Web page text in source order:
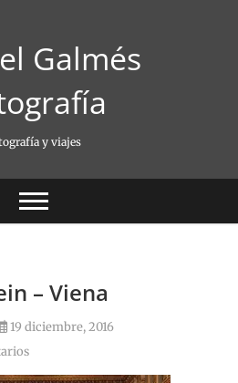
Galmés
y viajes
– Viena
19 diciembre, 2016